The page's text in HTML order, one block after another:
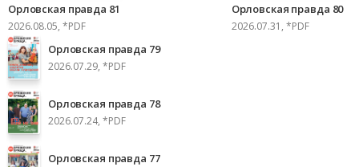
Орловская правда 81
2026.08.05, *PDF
Орловская правда 80
2026.07.31, *PDF
Орловская правда 79
2026.07.29, *PDF
Орловская правда 78
2026.07.24, *PDF
Орловская правда 77